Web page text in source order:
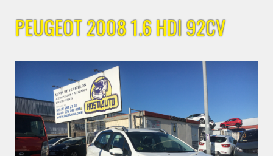
PEUGEOT 2008 1.6 HDI 92CV